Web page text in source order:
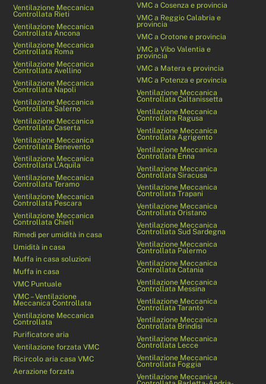
Ventilazione Meccanica
Controllata Rieti
Ventilazione Meccanica
Controllata Ancona
Ventilazione Meccanica
Controllata Roma
Ventilazione Meccanica
Controllata Avellino
Ventilazione Meccanica
Controllata Napoli
Ventilazione Meccanica
Controllata Salerno
Ventilazione Meccanica
Controllata Caserta
Ventilazione Meccanica
Controllata Benevento
Ventilazione Meccanica
Controllata L’Aquila
Ventilazione Meccanica
Controllata Teramo
Ventilazione Meccanica
Controllata Pescara
Ventilazione Meccanica
Controllata Chieti
Rimedi per umidità in casa
Umidità in casa
Muffa in casa soluzioni
Muffa in casa
VMC Puntuale
VMC – Ventilazione
Meccanica Controllata
Ventilazione Meccanica
Controllata
Purificatore aria
Ventilazione forzata VMC
Ricircolo aria casa VMC
Aerazione forzata
VMC a Cosenza e provincia
VMC a Reggio Calabria e
provincia
VMC a Crotone e provincia
VMC a Vibo Valentia e
provincia
VMC a Matera e provincia
VMC a Potenza e provincia
Ventilazione Meccanica
Controllata Caltanissetta
Ventilazione Meccanica
Controllata Ragusa
Ventilazione Meccanica
Controllata Agrigento
Ventilazione Meccanica
Controllata Enna
Ventilazione Meccanica
Controllata Siracusa
Ventilazione Meccanica
Controllata Trapani
Ventilazione Meccanica
Controllata Oristano
Ventilazione Meccanica
Controllata Sud Sardegna
Ventilazione Meccanica
Controllata Palermo
Ventilazione Meccanica
Controllata Catania
Ventilazione Meccanica
Controllata Messina
Ventilazione Meccanica
Controllata Taranto
Ventilazione Meccanica
Controllata Brindisi
Ventilazione Meccanica
Controllata Lecce
Ventilazione Meccanica
Controllata Foggia
Ventilazione Meccanica